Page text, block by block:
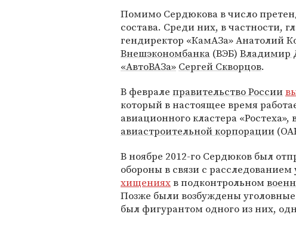
Помимо Сердюкова в число
состава. Среди них, в частности,
гендиректор «КамАЗа» Анатолий
Внешэкономбанка (ВЭБ) Владимир
«АвтоВАЗа» Сергей Скворцов.
В феврале правительство России
который в настоящее время
авиационного кластера «Ростеха»,
авиастроительной корпорации
В ноябре 2012-го Сердюков был
обороны в связи с
хищенияхв подконтрольном
Позже были возбуждены
был фигурантом одного из них,